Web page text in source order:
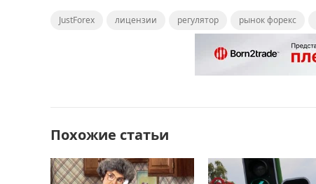
c
k
st ai
т
ь
JustForex лицензии регулятор рынок форекс
Похожие статьи